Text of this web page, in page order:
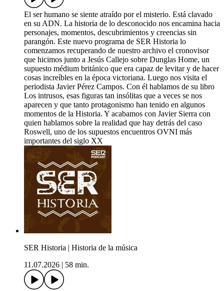
El ser humano se siente atraído por el misterio. Está clavado
en su ADN. La historia de lo desconocido nos encamina hacia
personajes, momentos, descubrimientos y creencias sin
parangón. Este nuevo programa de SER Historia lo
comenzamos recuperando de nuestro archivo el cronovisor
que hicimos junto a Jesús Callejo sobre Dunglas Home, un
supuesto médium británico que era capaz de levitar y de hacer
cosas increíbles en la época victoriana. Luego nos visita el
periodista Javier Pérez Campos. Con él hablamos de su libro
Los intrusos, esas figuras tan insólitas que a veces se nos
aparecen y que tanto protagonismo han tenido en algunos
momentos de la Historia. Y acabamos con Javier Sierra con
quien hablamos sobre la realidad que hay detrás del caso
Roswell, uno de los supuestos encuentros OVNI más
importantes del siglo XX
SER Historia | Historia de la música
11.07.2026
58 min.